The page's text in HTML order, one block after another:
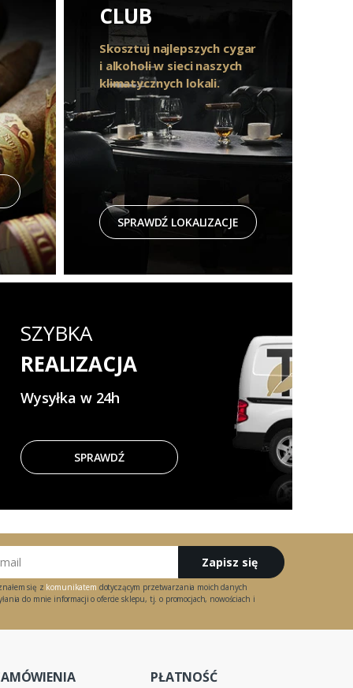
CLUB
Skosztuj najlepszych cygar
i alkoholi w sieci naszych
klimatycznych lokali.
SPRAWDŹ LOKALIZACJE
SZYBKA
REALIZACJA
Wysyłka w 24h
SPRAWDŹ
Zapisz się
się z komunikatem dotyczącym przetwarzania moich danych
do mnie informacji o ofercie sklepu, tj. o promocjach, nowościach i
PŁATNOŚĆ